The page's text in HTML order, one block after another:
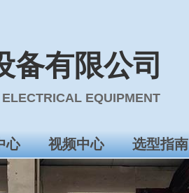
心 视频中心 选型指南
备有限公司
EQUIPMENT